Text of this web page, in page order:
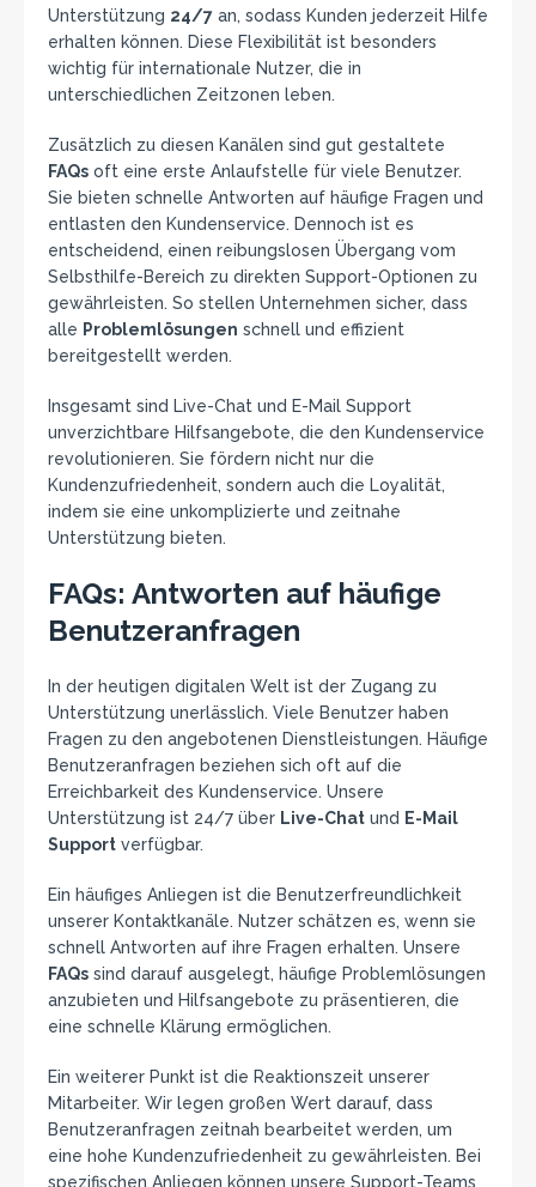
Unterstützung 24/7 an, sodass Kunden jederzeit Hilfe
erhalten können. Diese Flexibilität ist besonders
wichtig für internationale Nutzer, die in
unterschiedlichen Zeitzonen leben.
Zusätzlich zu diesen Kanälen sind gut gestaltete
FAQs oft eine erste Anlaufstelle für viele Benutzer.
Sie bieten schnelle Antworten auf häufige Fragen und
entlasten den Kundenservice. Dennoch ist es
entscheidend, einen reibungslosen Übergang vom
Selbsthilfe-Bereich zu direkten Support-Optionen zu
gewährleisten. So stellen Unternehmen sicher, dass
alle Problemlösungen schnell und effizient
bereitgestellt werden.
Insgesamt sind Live-Chat und E-Mail Support
unverzichtbare Hilfsangebote, die den Kundenservice
revolutionieren. Sie fördern nicht nur die
Kundenzufriedenheit, sondern auch die Loyalität,
indem sie eine unkomplizierte und zeitnahe
Unterstützung bieten.
FAQs: Antworten auf häufige
Benutzeranfragen
In der heutigen digitalen Welt ist der Zugang zu
Unterstützung unerlässlich. Viele Benutzer haben
Fragen zu den angebotenen Dienstleistungen. Häufige
Benutzeranfragen beziehen sich oft auf die
Erreichbarkeit des Kundenservice. Unsere
Unterstützung ist 24/7 über Live-Chat und E-Mail
Support verfügbar.
Ein häufiges Anliegen ist die Benutzerfreundlichkeit
unserer Kontaktkanäle. Nutzer schätzen es, wenn sie
schnell Antworten auf ihre Fragen erhalten. Unsere
FAQs sind darauf ausgelegt, häufige Problemlösungen
anzubieten und Hilfsangebote zu präsentieren, die
eine schnelle Klärung ermöglichen.
Ein weiterer Punkt ist die Reaktionszeit unserer
Mitarbeiter. Wir legen großen Wert darauf, dass
Benutzeranfragen zeitnah bearbeitet werden, um
eine hohe Kundenzufriedenheit zu gewährleisten. Bei
spezifischen Anliegen können unsere Support-Teams